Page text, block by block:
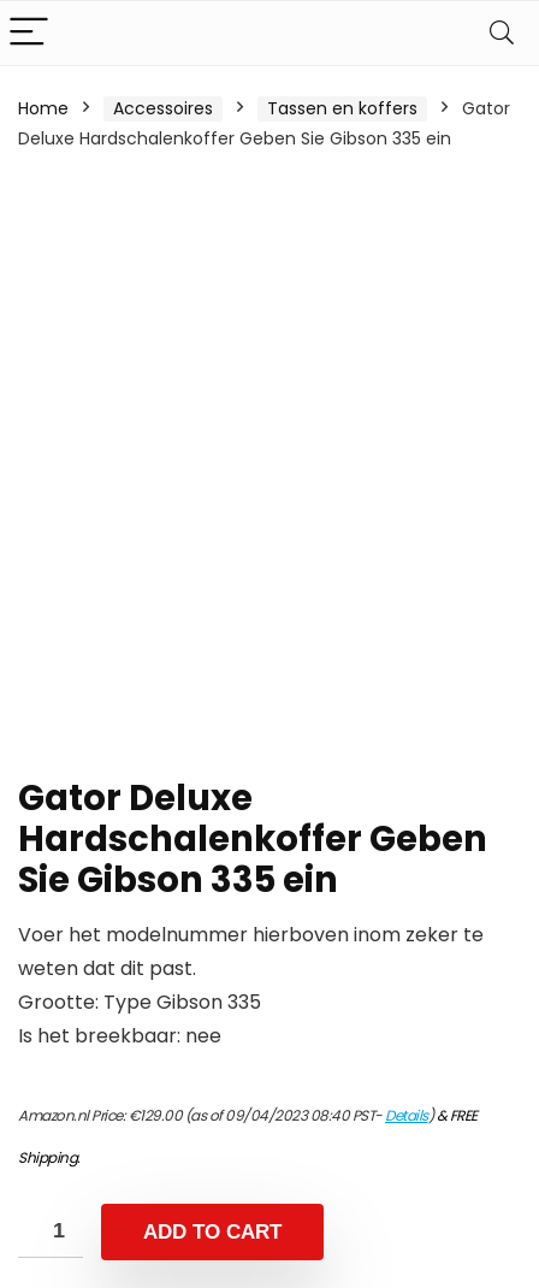
Home Accessoires Tassen en koffers
Gator
Deluxe Hardschalenkoffer Geben Sie Gibson 335 ein
Gator Deluxe
Hardschalenkoffer Geben
Sie Gibson 335 ein
Voer het modelnummer hierboven inom zeker te
weten dat dit past.
Grootte: Type Gibson 335
Is het breekbaar: nee
Amazon.nl Price:€129.00(as of 09/04/2023 08:40 PST-Details)&FREE
Shipping.
ADD TO CART